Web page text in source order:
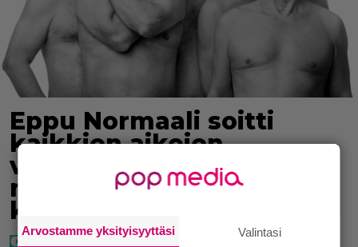
Eppu Normaali soitti
kaikkien aikojen
viimeisen konserttinsa –
nämä kappaleet sillä
kuultiin
Arvostamme yksityisyyttäsi Valintasi